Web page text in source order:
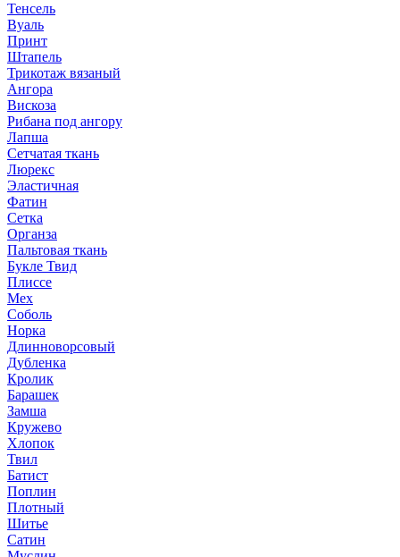
Тенсель
Вуаль
Принт
Штапель
Трикотаж вязаный
Ангора
Вискоза
Рибана под ангору
Лапша
Сетчатая ткань
Люрекс
Эластичная
Фатин
Сетка
Органза
Пальтовая ткань
Букле Твид
Плиссе
Мех
Соболь
Норка
Длинноворсовый
Дубленка
Кролик
Барашек
Замша
Кружево
Хлопок
Твил
Батист
Поплин
Плотный
Шитье
Сатин